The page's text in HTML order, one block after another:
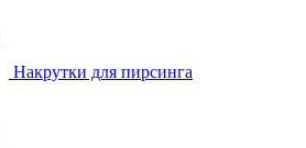
Накрутки для пирсинга